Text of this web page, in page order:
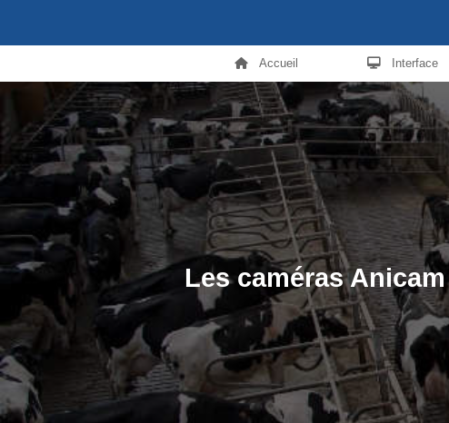
Accueil Interface
Les caméras